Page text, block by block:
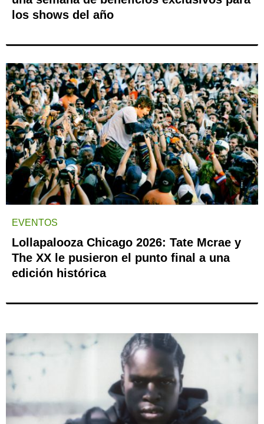
los shows del año
EVENTOS
Lollapalooza Chicago 2026: Tate Mcrae y
The XX le pusieron el punto final a una
edición histórica